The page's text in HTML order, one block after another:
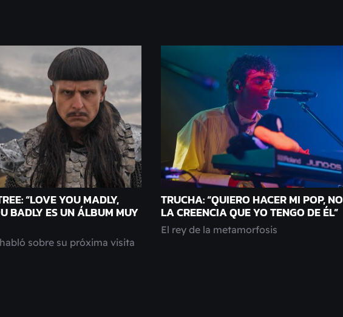
“LOVE YOU MADLY,
BADLY ES UN ÁLBUM MUY
sobre su próxima visita
TRUCHA: “QUIERO HACER MI POP, NO
LA CREENCIA QUE YO TENGO DE ÉL”
El rey de la metamorfosis